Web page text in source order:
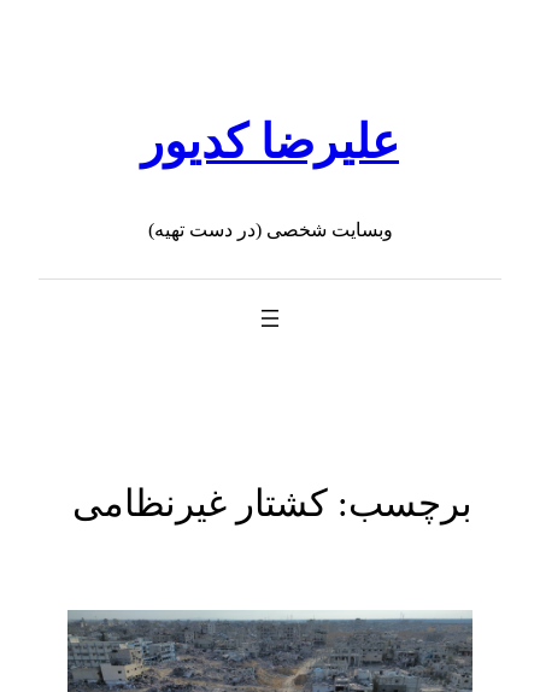
علیرضا کدیور
وبسایت شخصی (در دست تهیه)
برچسب: کشتار غیرنظامی